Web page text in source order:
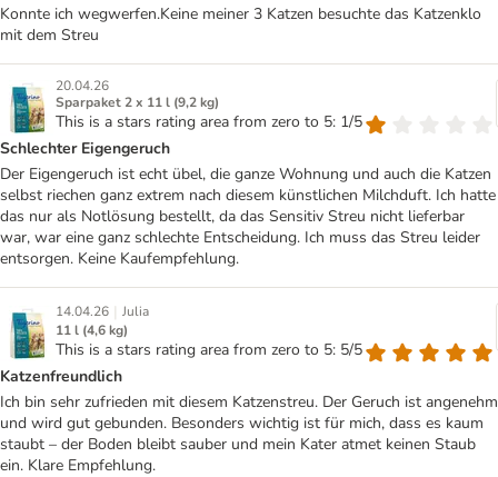
Konnte ich wegwerfen.Keine meiner 3 Katzen besuchte das Katzenklo
mit dem Streu
20.04.26
Sparpaket 2 x 11 l (9,2 kg)
This is a stars rating area from zero to 5: 1/5
Schlechter Eigengeruch
Der Eigengeruch ist echt übel, die ganze Wohnung und auch die Katzen
selbst riechen ganz extrem nach diesem künstlichen Milchduft. Ich hatte
das nur als Notlösung bestellt, da das Sensitiv Streu nicht lieferbar
war, war eine ganz schlechte Entscheidung. Ich muss das Streu leider
entsorgen. Keine Kaufempfehlung.
14.04.26 | Julia
11 l (4,6 kg)
This is a stars rating area from zero to 5: 5/5
Katzenfreundlich
Ich bin sehr zufrieden mit diesem Katzenstreu. Der Geruch ist angenehm
und wird gut gebunden. Besonders wichtig ist für mich, dass es kaum
staubt – der Boden bleibt sauber und mein Kater atmet keinen Staub
ein. Klare Empfehlung.